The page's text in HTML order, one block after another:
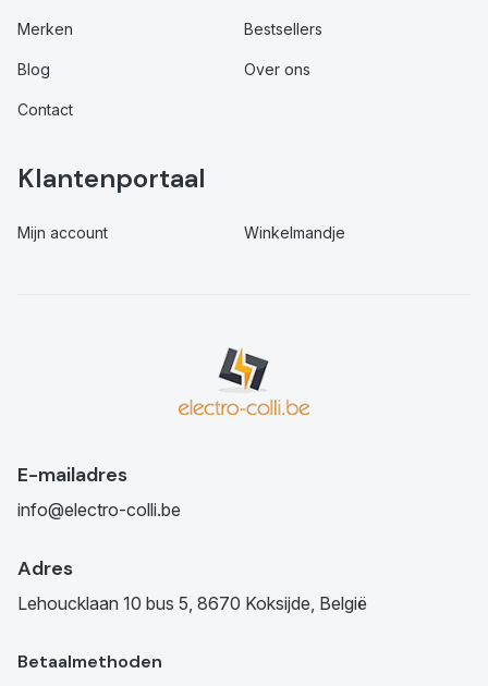
Merken Bestsellers
Blog Over ons
Contact
Klantenportaal
Mijn account Winkelmandje
E-mailadres
info@electro-colli.be
Adres
Lehoucklaan 10 bus 5, 8670 Koksijde, België
Betaalmethoden